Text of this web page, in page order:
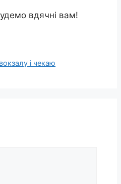
вдячні вам!
і чекаю